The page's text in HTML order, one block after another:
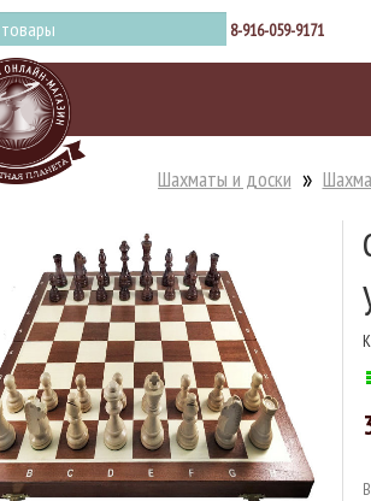
8-916-059-9171
Шахматы и доски